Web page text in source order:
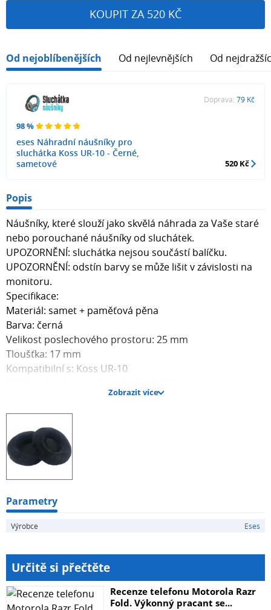
KOUPIT ZA 520 KČ
Od nejoblíbenějších Od nejlevnějších Od
98 %
eses Náhradní náušníky pro
sluchátka Koss UR-10 - Černé,
sametové
Doprava: 79 Kč
520 Kč
Popis
Náušníky, které slouží jako skvělá náhrada za Vaše staré
nebo porouchané náušníky od sluchátek.
UPOZORNĚNÍ: sluchátka nejsou součástí balíčku.
UPOZORNĚNÍ: odstín barvy se může lišit v závislosti na
monitoru.
Specifikace:
Materiál: samet + paměťová pěna
Barva: černá
Velikost poslechového prostoru: 25 mm
Tloušťka: 17 mm
Kompatibilní s: Koss UR-10
Zobrazit více
Parametry
Výrobce Eses
Určitě si přečtěte
Recenze telefonu Motorola Razr
Fold. Výkonný pracant se...